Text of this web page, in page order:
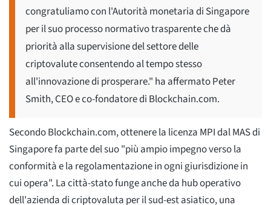
congratuliamo con l'Autorità monetaria di Singapore
per il suo processo normativo trasparente che dà
priorità alla supervisione del settore delle
criptovalute consentendo al tempo stesso
all'innovazione di prosperare." ha affermato Peter
Smith, CEO e co-fondatore di Blockchain.com.
Secondo Blockchain.com, ottenere la licenza MPI dal MAS di
Singapore fa parte del suo "più ampio impegno verso la
conformità e la regolamentazione in ogni giurisdizione in
cui opera". La città-stato funge anche da hub operativo
dell'azienda di criptovaluta per il sud-est asiatico, una